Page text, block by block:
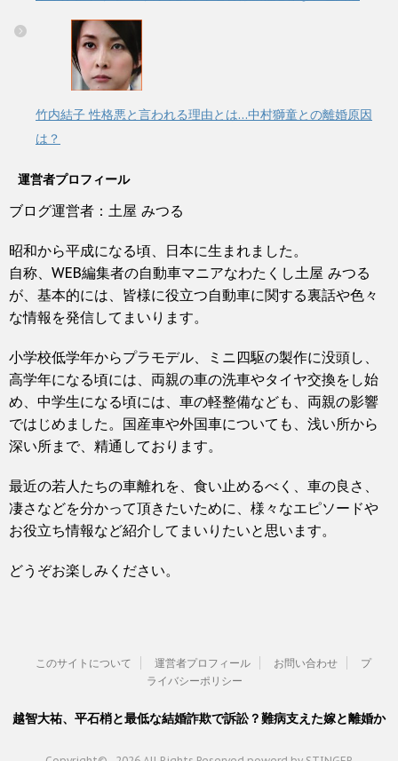
竹内結子 性格悪と言われる理由とは…中村獅童との離婚原因
は？
運営者プロフィール
ブログ運営者：土屋 みつる
昭和から平成になる頃、日本に生まれました。
自称、WEB編集者の自動車マニアなわたくし土屋 みつる
が、基本的には、皆様に役立つ自動車に関する裏話や色々
な情報を発信してまいります。
小学校低学年からプラモデル、ミニ四駆の製作に没頭し、
高学年になる頃には、両親の車の洗車やタイヤ交換をし始
め、中学生になる頃には、車の軽整備なども、両親の影響
ではじめました。国産車や外国車についても、浅い所から
深い所まで、精通しております。
最近の若人たちの車離れを、食い止めるべく、車の良さ、
凄さなどを分かって頂きたいために、様々なエピソードや
お役立ち情報など紹介してまいりたいと思います。
どうぞお楽しみください。
このサイトについて 運営者プロフィール お問い合わせ
プ
ライバシーポリシー
越智大祐、平石梢と最低な結婚詐欺で訴訟？難病支えた嫁と離婚か